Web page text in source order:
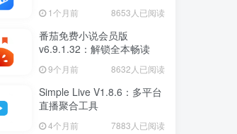
1个月前 8653人已阅读
番茄免费小说会员版
v6.9.1.32：解锁全本畅读
9个月前 8632人已阅读
Simple Live V1.8.6：多平台
直播聚合工具
4个月前 7883人已阅读